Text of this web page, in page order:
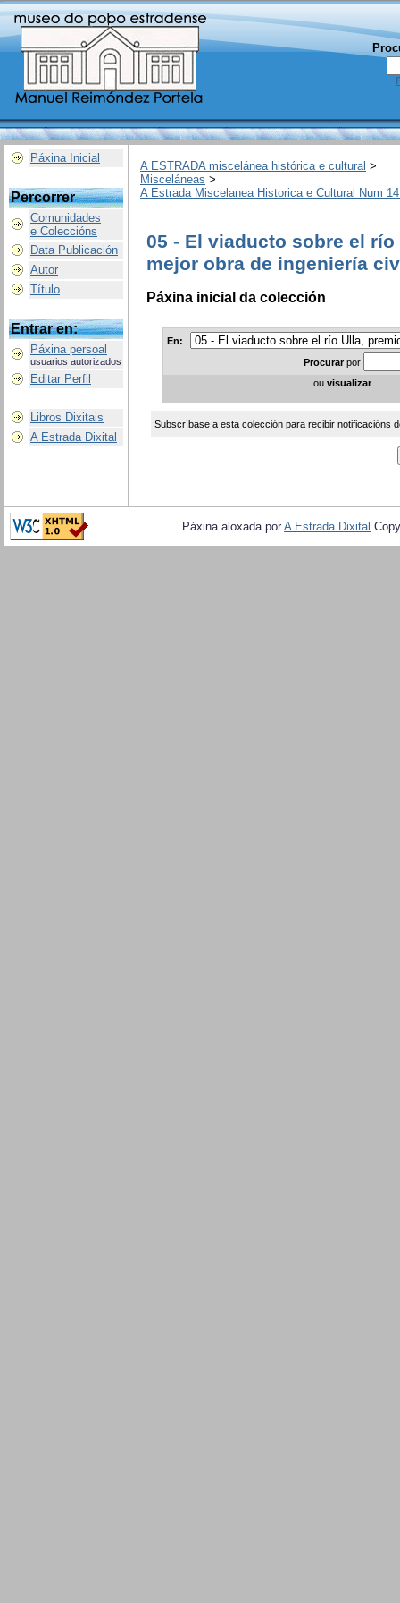
Páxina Inicial
Percorrer
Comunidades
e Coleccións
Data Publicación
Autor
Título
Entrar en:
Páxina persoal
usuarios autorizados
Editar Perfil
Libros Dixitais
A Estrada Dixital
A ESTRADA miscelánea histórica e cultural >
Misceláneas >
A Estrada Miscelanea Historica e Cultural Num 14
05 - El viaducto sobre el río
mejor obra de ingeniería
Páxina inicial da colección
En:
Procurar por
ou visualizar
Subscríbase a esta colección para recibir notificacións
Páxina aloxada por A Estrada Dixital